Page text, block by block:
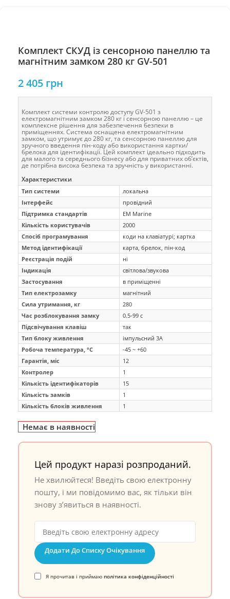
Комплект СКУД із сенсорною панеллю та
магнітним замком 280 кг GV-501
2 405 грн
Комплект системи контролю доступу GV-501 з
електромагнітним замком 280 кг і сенсорною панеллю – це
комплексне рішення для забезпечення безпеки в
приміщеннях. Система оснащена електромагнітним
замком, що утримує до 280 кг, та сенсорною панеллю для
зручного введення пін-коду або використання картки/
брелока для ідентифікації. Цей комплект ідеально підходить
для малого та середнього бізнесу або для приватних об’єктів,
де потрібна висока безпека та зручність у використанні.
Характеристики
Тип системи
локальна
Інтерфейс
провідний
Підтримка стандартів
EM Marine
Кількість користувачів
2000
Спосіб програмування
коди на клавіатурі; картка
Метод ідентифікації
карта, брелок, пін-код
Реєстрація подій
ні
Індикація
світлова/звукова
Застосування
в приміщенні
Тип електрозамку
магнітний
Сила утримання, кг
280
Час розблокування замку
0.5-99 с
Підсвічування клавіш
так
Тип блоку живлення
імпульсний 3А
Робоча температура, °C
-45 ~ +60
Гарантія, міс
12
Контролер
1
Кількість ідентифікаторів
15
Кількість замків
1
Кількість блоків живлення
1
Немає в наявності
Цей продукт наразі розпроданий.
Не хвилюйтеся! Введіть свою електронну
пошту, і ми повідомимо вас, як тільки він
знову з’явиться в наявності.
Додати До Списку Очікування
Я прочитав і приймаю політика конфіденційності